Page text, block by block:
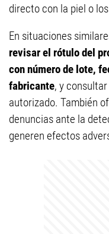
directo con la piel o
En situaciones
revisar el rótulo del
con número de lote,
fabricante, y
autorizado. También
denuncias ante la
generen efectos